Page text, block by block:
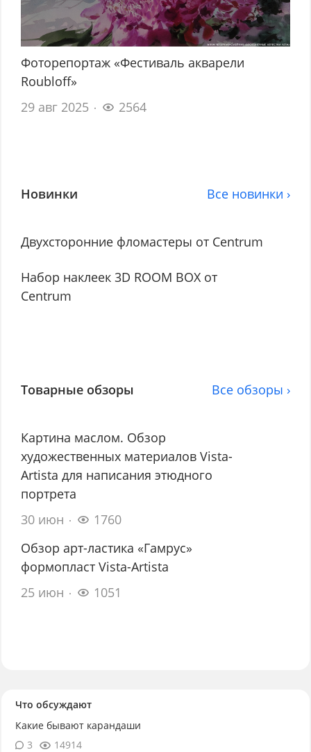
Фоторепортаж «Фестиваль акварели
Roubloff»
29 авг 2025
2564
Новинки Все новинки ›
Двухсторонние фломастеры от Centrum
Набор наклеек 3D ROOM BOX от
Centrum
Товарные обзоры Все обзоры ›
Картина маслом. Обзор
художественных материалов Vista-
Artista для написания этюдного
портрета
30 июн
1760
Обзор арт-ластика «Гамрус»
формопласт Vista-Artista
25 июн
1051
Что обсуждают
Какие бывают карандаши
3
14914